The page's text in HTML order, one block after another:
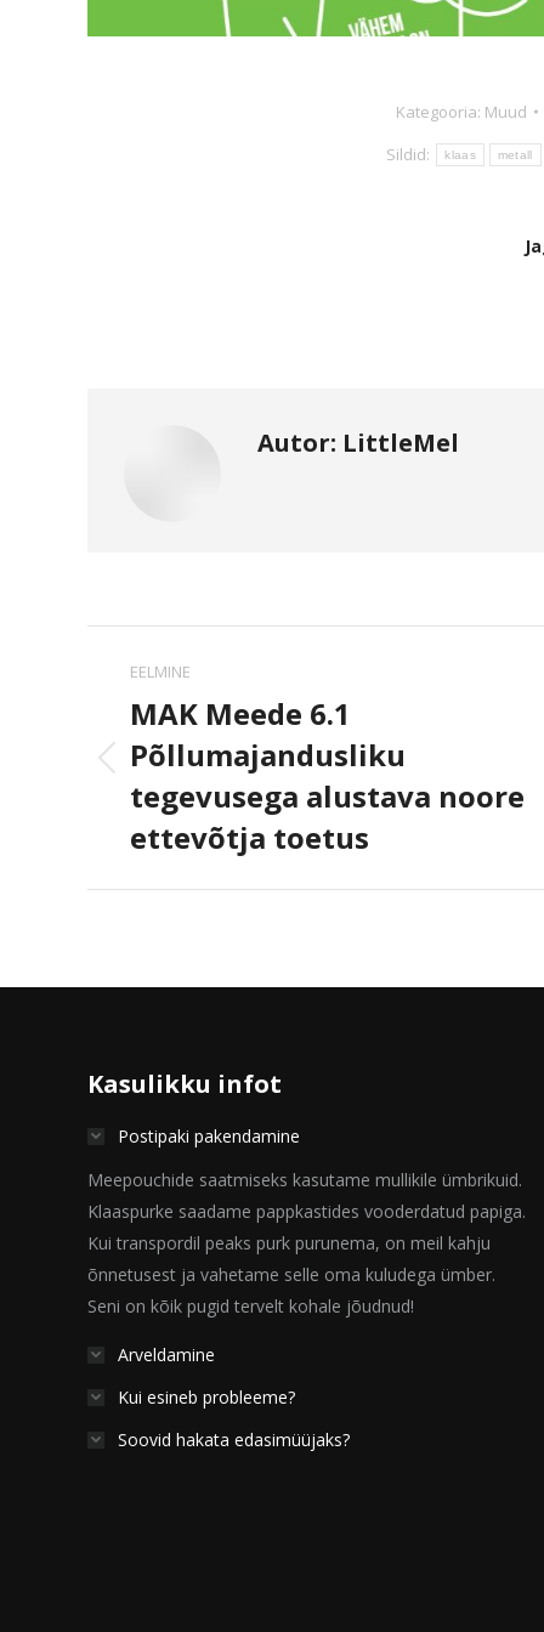
Kategooria: Muud
Sildid:
klaas metall
Autor: LittleMel
navigeerimine
EELMINE
Eelmine
postitus:
MAK Meede 6.1
Põllumajandusliku
tegevusega alustava noore
ettevõtja toetus
Kasulikku infot
Postipaki pakendamine
Meepouchide saatmiseks kasutame mullikile ümbrikuid.
Klaaspurke saadame pappkastides vooderdatud papiga.
Kui transpordil peaks purk purunema, on meil kahju
õnnetusest ja vahetame selle oma kuludega ümber.
Seni on kõik pugid tervelt kohale jõudnud!
Arveldamine
Kui esineb probleeme?
Soovid hakata edasimüüjaks?